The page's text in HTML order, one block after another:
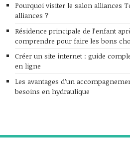
Pourquoi visiter le salon alliances
alliances ?
Résidence principale de l’enfant
comprendre pour faire les bons
Créer un site internet : guide
en ligne
Les avantages d’un
besoins en hydraulique